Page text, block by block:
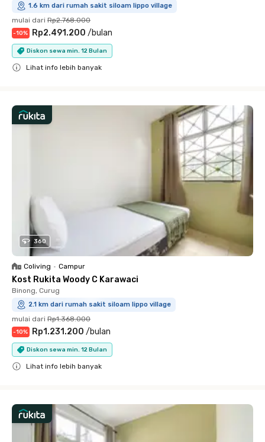
1.6 km dari rumah sakit siloam lippo village
mulai dari Rp2.768.000
-10% Rp2.491.200 /bulan
Diskon sewa min. 12 Bulan
Lihat info lebih banyak
360
Coliving • Campur
Kost Rukita Woody C Karawaci
Binong, Curug
2.1 km dari rumah sakit siloam lippo village
mulai dari Rp1.368.000
-10% Rp1.231.200 /bulan
Diskon sewa min. 12 Bulan
Lihat info lebih banyak